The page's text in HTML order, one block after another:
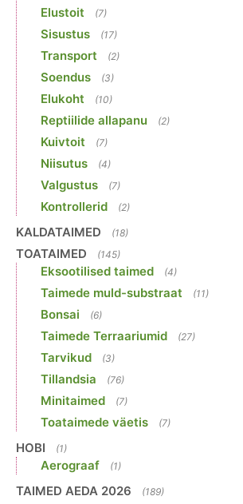
Elustoit (7)
Sisustus (17)
Transport (2)
Soendus (3)
Elukoht (10)
Reptiilide allapanu (2)
Kuivtoit (7)
Niisutus (4)
Valgustus (7)
Kontrollerid (2)
KALDATAIMED (18)
TOATAIMED (145)
Eksootilised taimed (4)
Taimede muld-substraat (11)
Bonsai (6)
Taimede Terraariumid (27)
Tarvikud (3)
Tillandsia (76)
Minitaimed (7)
Toataimede väetis (7)
HOBI (1)
Aerograaf (1)
TAIMED AEDA 2026 (189)